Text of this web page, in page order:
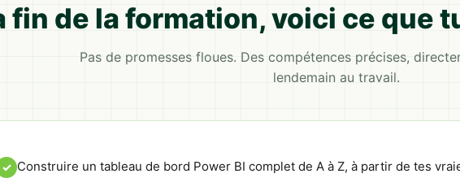
fin de la formation, voici ce que
Pas de promesses floues. Des compétences précises,
lendemain au travail.
Construire un tableau de bord Power BI complet de A à Z, à partir de tes